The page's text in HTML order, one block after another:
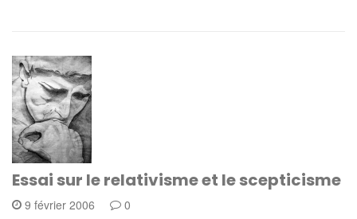
Essai sur le relativisme et le scepticisme
9 février 2006 0